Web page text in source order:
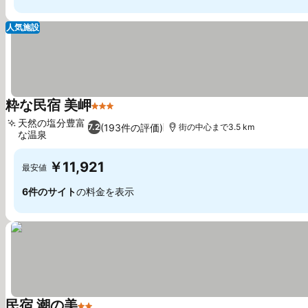
人気施設
粋な民宿 美岬3 ホテルのランク
7.2(193件の評価)
天然の塩分豊富
な温泉
街の中心まで3.5 km
最安値 ￥11,921
6件のサイトの料金を表示